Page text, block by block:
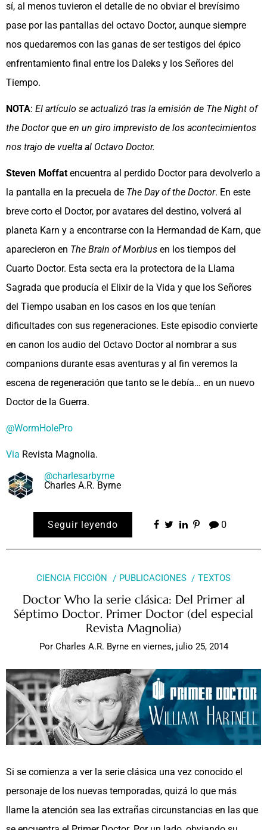
sí, al menos tuvieron el detalle de no obviar el brevísimo
pase por las pantallas del octavo Doctor, aunque siempre
nos quedaremos con las ganas de ser testigos del épico
enfrentamiento final entre los Daleks y los Señores del
Tiempo.
NOTA: El artículo se actualizó tras la emisión de The Night of
the Doctor que en un giro imprevisto de los acontecimientos
nos trajo de vuelta al Octavo Doctor.
Steven Moffat encuentra al perdido Doctor para devolverlo a
la pantalla en la precuela de The Day of the Doctor. En este
breve corto el Doctor, por avatares del destino, volverá al
planeta Karn y a encontrarse con la Hermandad de Karn, que
aparecieron en The Brain of Morbius en los tiempos del
Cuarto Doctor. Esta secta era la protectora de la Llama
Sagrada que producía el Elixir de la Vida y que los Señores
del Tiempo usaban en los casos en los que tenían
dificultades con sus regeneraciones. Este episodio convierte
en canon los audio del Octavo Doctor al nombrar a sus
companions durante esas aventuras y al fin veremos la
escena de regeneración que tanto se le debía… en un nuevo
Doctor de la Guerra.
@WormHolePro
Via Revista Magnolia.
@charlesarbyrne
Charles A.R. Byrne
Seguir leyendo 0
CIENCIA FICCIÓN PUBLICACIONES TEXTOS
Doctor Who la serie clásica: Del Primer al
Séptimo Doctor. Primer Doctor (del especial
Revista Magnolia)
Por Charles A.R. Byrne en viernes, julio 25, 2014
Si se comienza a ver la serie clásica una vez conocido el
personaje de los nuevas temporadas, quizá lo que más
llame la atención sea las extrañas circunstancias en las que